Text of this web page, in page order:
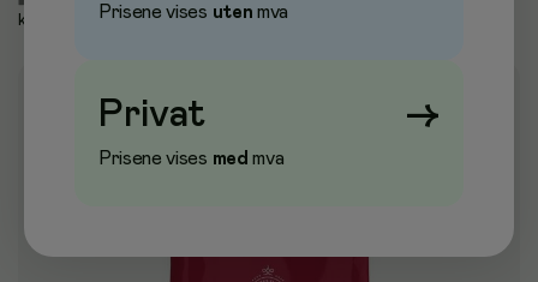
kaffebønnerPrisene vises uten mva
Privat →
Prisene vises med mva